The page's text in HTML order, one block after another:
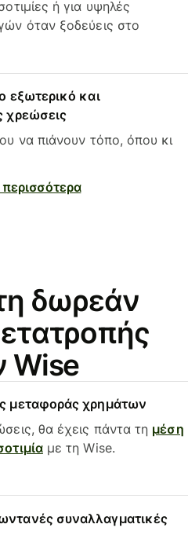
ή για υψηλές
όταν ξοδεύεις στο
εξωτερικό και
χρεώσεις
να πιάνουν τόπο, όπου κι
δωρεάν
Wise
μεταφοράς χρημάτων
θα έχεις πάντα τη μέση
με τη Wise.
συναλλαγματικές